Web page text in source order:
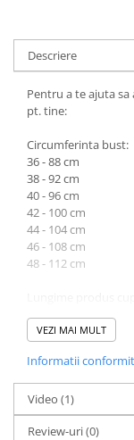
Descriere
Pentru a te ajuta
pt. tine:
Circumferinta bust:
36 - 88 cm
38 - 92 cm
40 - 96 cm
42 - 100 cm
44 - 104 cm
46 - 108 cm
48 - 112 cm
dispozitivul de pe
VEZI MAI MULT
Informatii
Video (1)
Review-uri(0)